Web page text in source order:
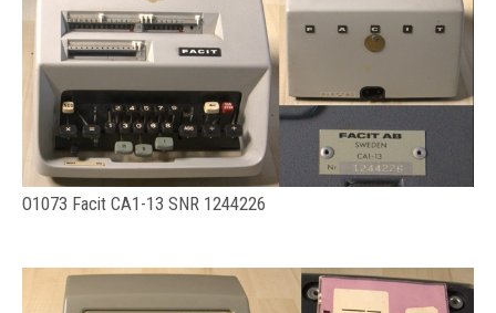
O1073 Facit CA1-13 SNR 1244226